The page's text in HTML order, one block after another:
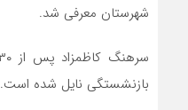
شهرستان معرفی شد.
بازنشستگی نایل شده است.